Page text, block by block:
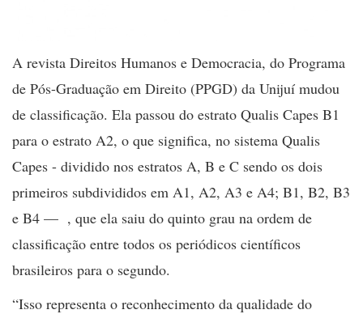
A revista Direitos Humanos e Democracia, do Programa
de Pós-Graduação em Direito (PPGD) da Unijuí mudou
de classificação. Ela passou do estrato Qualis Capes B1
para o estrato A2, o que significa, no sistema Qualis
Capes - dividido nos estratos A, B e C sendo os dois
primeiros subdivididos em A1, A2, A3 e A4; B1, B2, B3
e B4 — , que ela saiu do quinto grau na ordem de
classificação entre todos os periódicos científicos
brasileiros para o segundo.
“Isso representa o reconhecimento da qualidade do